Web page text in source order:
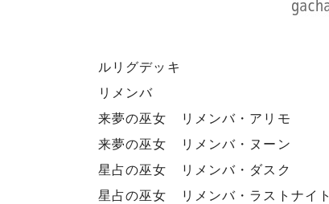
ルリグデッキ
リメンバ
来夢の巫女 リメンバ・アリモ
来夢の巫女 リメンバ・ヌーン
星占の巫女 リメンバ・ダスク
星占の巫女 リメンバ・ラストナイト